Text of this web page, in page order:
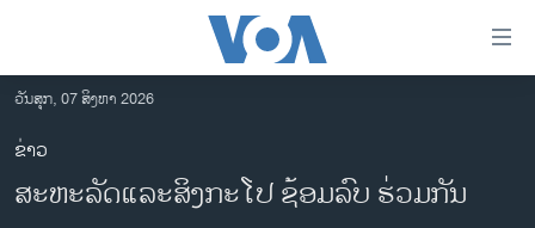
ເຂົ້າ
ຫາ
ຂ້າມ
ຂ້າມ
ອາເມຣິກາ
ວັນສຸກ, 07 ສິງຫາ 2026
ຂ່າວ
ສະຫະລັດ​ແລະສິງກະໂປ ຊ້ອມລົບ ຮ່ວມກັນ